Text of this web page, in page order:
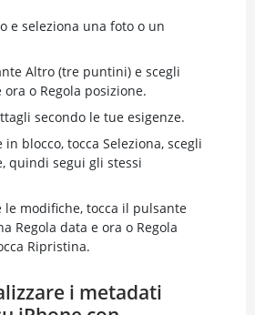
e seleziona una foto o un
Altro (tre puntini) e scegli
ora o Regola posizione.
secondo le tue esigenze.
in blocco, tocca Seleziona, scegli
quindi segui gli stessi
le modifiche, tocca il pulsante
Regola data e ora o Regola
Ripristina.
i metadati